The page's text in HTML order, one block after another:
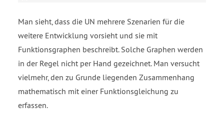
Man sieht, dass die UN mehrere Szenarien für die
weitere Entwicklung vorsieht und sie mit
Funktionsgraphen beschreibt. Solche Graphen werden
in der Regel nicht per Hand gezeichnet. Man versucht
vielmehr, den zu Grunde liegenden Zusammenhang
mathematisch mit einer Funktionsgleichung zu
erfassen.